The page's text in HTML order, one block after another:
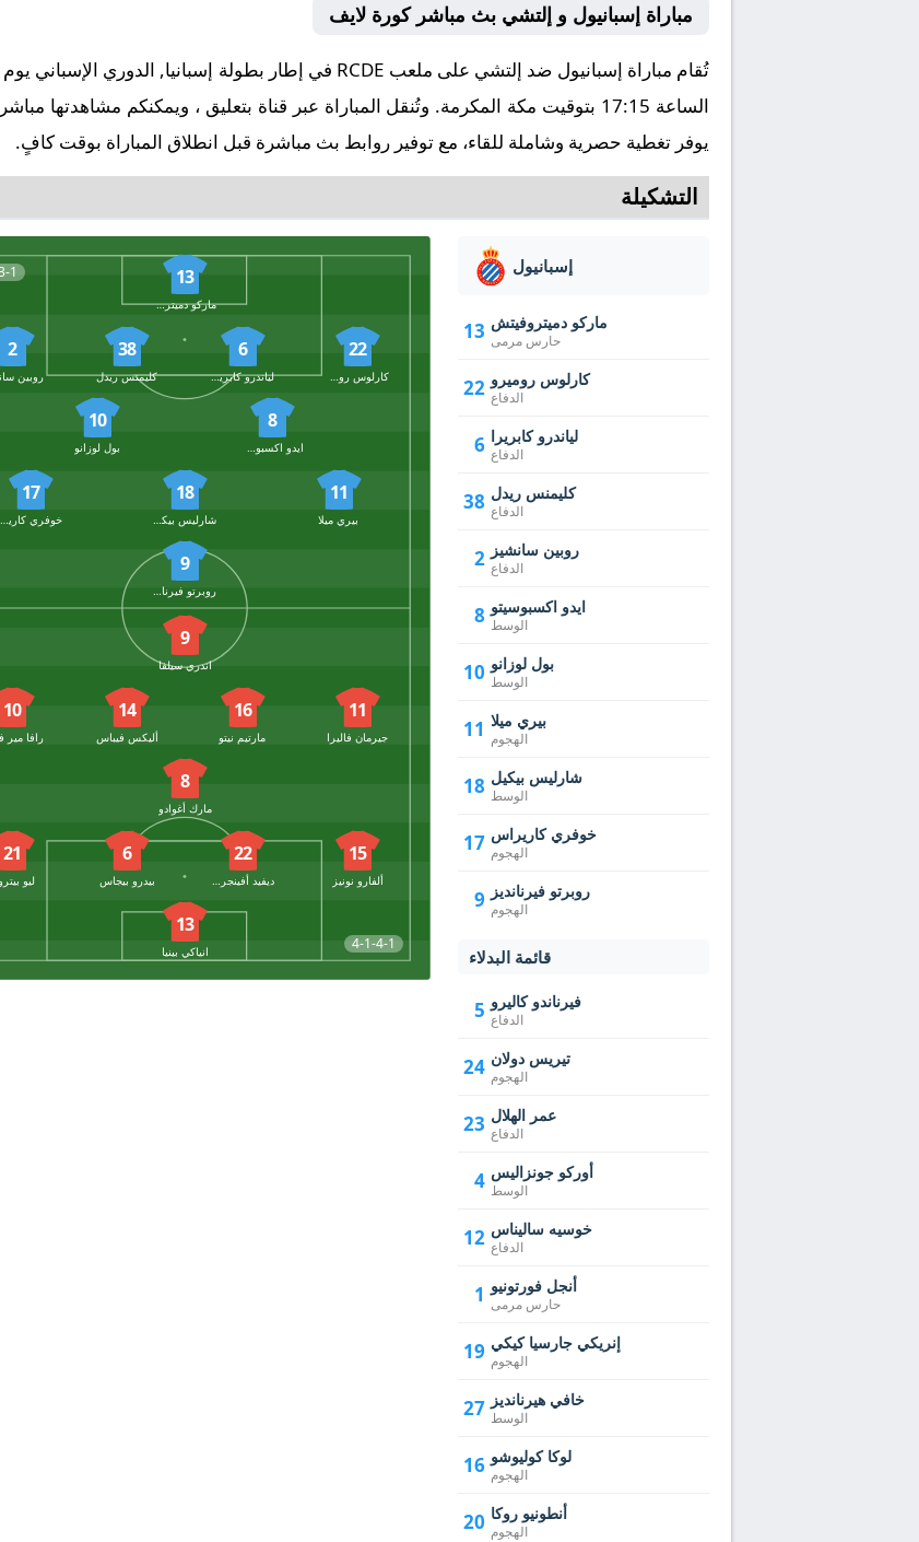
مباراة إسبانيول و إلتشي بث مباشر كورة لايف
الساعة 17:15 بتوقيت مكة المكرمة. وتُنقل المباراة عبر قناة بتعليق ، ويمكنكم مشاهدتها مباشرة من خلال موقع كورة لايف
يوفر تغطية حصرية وشاملة للقاء، مع توفير روابط بث مباشرة قبل انطلاق المباراة بوقت كافٍ.
التشكيلة
1 13
ماركو دميتروفيتش
22
كارلوس روميرو
6
لياندرو كابريرا
38
كليمنس ريدل
2
8
ايدو اكسبوسيتو
10
بول لوزانو
11
بيري ميلا
18
شارليس بيكيل
17
9
روبرتو فيرنانديز
4-1-4-1
9
اندري سيلفا
11
جيرمان فاليرا
16
مارتيم نيتو
14
أليكس فيباس
10
8
مارك أغوادو
15
ألفارو نونيز
22
6
بيدرو بيجاس
21
ليو
13
انياكي بينيا
إسبانيول
13 ماركو دميتروفيتش
حارس مرمى
22 كارلوس روميرو
الدفاع
6 لياندرو كابريرا
الدفاع
38 كليمنس ريدل
الدفاع
2 روبين سانشيز
الدفاع
8 ايدو اكسبوسيتو
الوسط
10 بول لوزانو
الوسط
11 بيري ميلا
الهجوم
18 شارليس بيكيل
الوسط
17 خوفري كاريراس
الهجوم
9 روبرتو فيرنانديز
الهجوم
قائمة البدلاء
5 فيرناندو كاليرو
الدفاع
24 تيريس دولان
الهجوم
23 عمر الهلال
الدفاع
4 أوركو جونزاليس
الوسط
12 خوسيه ساليناس
الدفاع
1 أنجل فورتونيو
حارس مرمى
19 إنريكي جارسيا كيكي
الهجوم
27 خافي هيرنانديز
الوسط
16 لوكا كوليوشو
الهجوم
20 أنطونيو روكا
الهجوم